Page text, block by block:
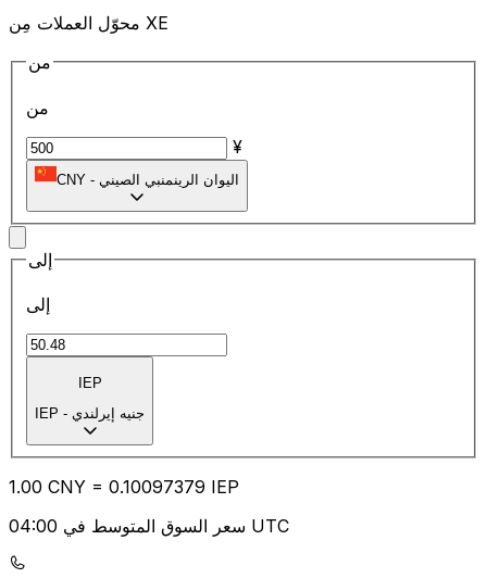
محوّل العملات مِن XE
من
من
¥
CNY - اليوان الرينمنبي الصيني
إلى
إلى
IEP
IEP - جنيه إيرلندي
1.00 CNY = 0.10097379 IEP
سعر السوق المتوسط في 04:00 UTC